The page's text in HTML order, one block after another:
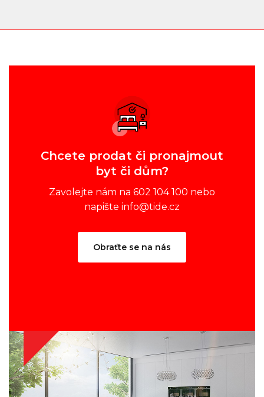
Chcete prodat či pronajmout
byt či dům?
Zavolejte nám na 602 104 100 nebo
napište info@tide.cz
Obraťte se na nás